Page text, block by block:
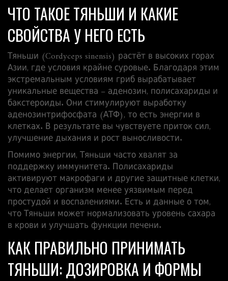
ЧТО ТАКОЕ ТЯНЬШИ И КАКИЕ
СВОЙСТВА У НЕГО ЕСТЬ
Тяньши (Cordyceps sinensis) растёт в высоких горах
Азии, где условия крайне суровые. Благодаря этим
экстремальным условиям гриб вырабатывает
уникальные вещества – аденозин, полисахариды и
бакстероиды. Они стимулируют выработку
аденозинтрифосфата (АТФ), то есть энергии в
клетках. В результате вы чувствуете приток сил,
улучшение дыхания и рост выносливости.
Помимо энергии, Тяньши часто хвалят за
поддержку иммунитета. Полисахариды
активируют макрофаги и другие защитные клетки,
что делает организм менее уязвимым перед
простудой и воспалениями. Есть и данные о том,
что Тяньши может нормализовать уровень сахара
в крови и улучшать функции печени.
КАК ПРАВИЛЬНО ПРИНИМАТЬ
ТЯНЬШИ: ДОЗИРОВКА И ФОРМЫ